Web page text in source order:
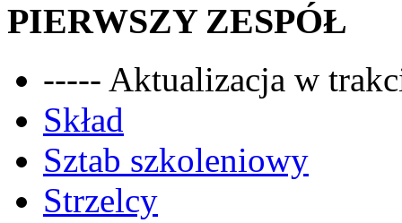
PIERWSZY ZESPÓŁ
----- Aktualizacja w
Skład
Sztab szkoleniowy
Strzelcy